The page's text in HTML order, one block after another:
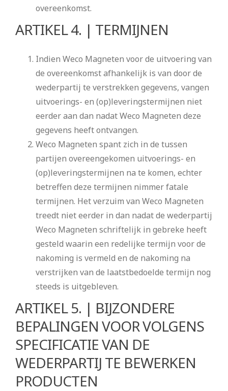
overeenkomst.
ARTIKEL 4. | TERMIJNEN
Indien Weco Magneten voor de uitvoering van
de overeenkomst afhankelijk is van door de
wederpartij te verstrekken gegevens, vangen
uitvoerings- en (op)leveringstermijnen niet
eerder aan dan nadat Weco Magneten deze
gegevens heeft ontvangen.
Weco Magneten spant zich in de tussen
partijen overeengekomen uitvoerings- en
(op)leveringstermijnen na te komen, echter
betreffen deze termijnen nimmer fatale
termijnen. Het verzuim van Weco Magneten
treedt niet eerder in dan nadat de wederpartij
Weco Magneten schriftelijk in gebreke heeft
gesteld waarin een redelijke termijn voor de
nakoming is vermeld en de nakoming na
verstrijken van de laatstbedoelde termijn nog
steeds is uitgebleven.
ARTIKEL 5. | BIJZONDERE
BEPALINGEN VOOR VOLGENS
SPECIFICATIE VAN DE
WEDERPARTIJ TE BEWERKEN
PRODUCTEN